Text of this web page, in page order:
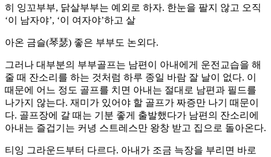
히 잉꼬부부, 닭살부부는 예외로 하자. 한눈을 팔지 않고 오직
‘이 남자야’, ‘이 여자야’하고 살
아온 금슬(琴瑟) 좋은 부부도 논외다.
그러나 대부분의 부부골프는 남편이 아내에게 운전교습을 해
줄 때 잔소리를 하는 것처럼 하루 종일 바람 잘 날이 없다. 이
때문에 어느 정도 골프를 치면 아내는 절대로 남편과 필드를
나가지 않는다. 재미가 있어야 할 골프가 짜증만 나기 때문이
다. 골프장에 갈 때는 기분 좋게 출발했다가 남편의 잔소리에
아내는 즐겁기는 커녕 스트레스만 왕창 받고 집으로 돌아온다.
티잉 그라운드부터 다르다. 아내가 조금 늑장을 부리면 바로